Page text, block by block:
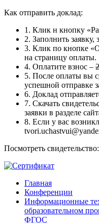
Как отправить доклад:
1. Клик н кнопку
2. Заполнить заявку,
3. Клик по кнопке
на страницу оплаты.
4. Оплатите взнос –
5. После оплаты вы
успешной отправке
6. Доклад
7. Скачать
заявки в разделе
8. Если у вас
Посмотреть свидетельство:
Главная
Конференции
Информационные
образовательном
ФГОС